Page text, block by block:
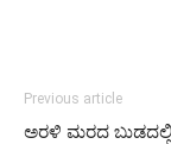
Previous article
ಅರಳಿ ಮರದ